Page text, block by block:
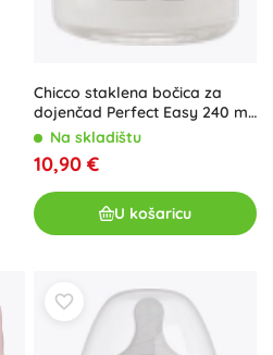
Chicco staklena bočica za
dojenčad Perfect Easy 240 ml
sa sporim protokom 0m+
Na skladištu
10,90 €
U košaricu